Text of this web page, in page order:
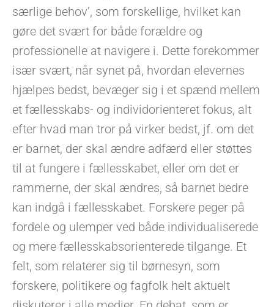
særlige behov’, som forskellige, hvilket kan
gøre det svært for både forældre og
professionelle at navigere i. Dette forekommer
især svært, når synet på, hvordan elevernes
hjælpes bedst, bevæger sig i et spænd mellem
et fællesskabs- og individorienteret fokus, alt
efter hvad man tror på virker bedst, jf. om det
er barnet, der skal ændre adfærd eller støttes
til at fungere i fællesskabet, eller om det er
rammerne, der skal ændres, så barnet bedre
kan indgå i fællesskabet. Forskere peger på
fordele og ulemper ved både individualiserede
og mere fællesskabsorienterede tilgange. Et
felt, som relaterer sig til børnesyn, som
forskere, politikere og fagfolk helt aktuelt